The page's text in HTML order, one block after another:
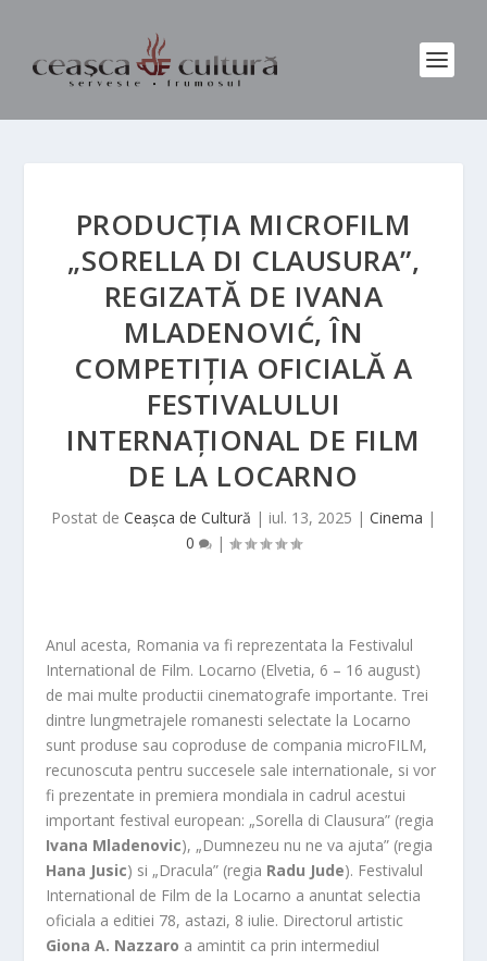
PRODUCȚIA MICROFILM
„SORELLA DI CLAUSURA”,
REGIZATĂ DE IVANA
MLADENOVIĆ, ÎN
COMPETIȚIA OFICIALĂ A
FESTIVALULUI
INTERNAȚIONAL DE FILM
DE LA LOCARNO
Postat de Ceașca de Cultură | iul. 13, 2025 | Cinema |
0
|
Anul acesta, Romania va fi reprezentata la Festivalul
International de Film. Locarno (Elvetia, 6 – 16 august)
de mai multe productii cinematografe importante. Trei
dintre lungmetrajele romanesti selectate la Locarno
sunt produse sau coproduse de compania microFILM,
recunoscuta pentru succesele sale internationale, si vor
fi prezentate in premiera mondiala in cadrul acestui
important festival european: „Sorella di Clausura” (regia
Ivana Mladenovic), „Dumnezeu nu ne va ajuta” (regia
Hana Jusic) si „Dracula” (regia Radu Jude). Festivalul
International de Film de la Locarno a anuntat selectia
oficiala a editiei 78, astazi, 8 iulie. Directorul artistic
Giona A. Nazzaro a amintit ca prin intermediul